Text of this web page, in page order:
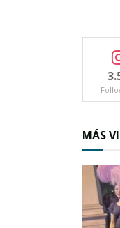
equipo de casa,
El encuentro
coronándose por
torneo con un
Los premios
presidente
acompañar en
de deportes
directivos de la
MÁS